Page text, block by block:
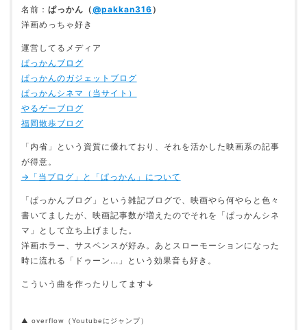
名前： ぱっかん（@pakkan316 ）
洋画めっちゃ好き
運営してるメディア
ぱっかんブログ
ぱっかんのガジェットブログ
ぱっかんシネマ（当サイト）
やるゲーブログ
福岡散歩ブログ
「内省」という資質に優れており、それを活かした映画系の記事
が得意。
→「当ブログ」と「ぱっかん」について
「ぱっかんブログ」という雑記ブログで、映画やら何やらと色々
書いてましたが、映画記事数が増えたのでそれを「ぱっかんシネ
マ」として立ち上げました。
洋画ホラー、サスペンスが好み。あとスローモーションになった
時に流れる「ドゥーン...」という効果音も好き。
こういう曲を作ったりしてます↓
▲ overflow（Youtubeにジャンプ）